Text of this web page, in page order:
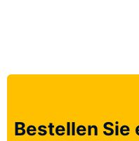
Bestellen Sie